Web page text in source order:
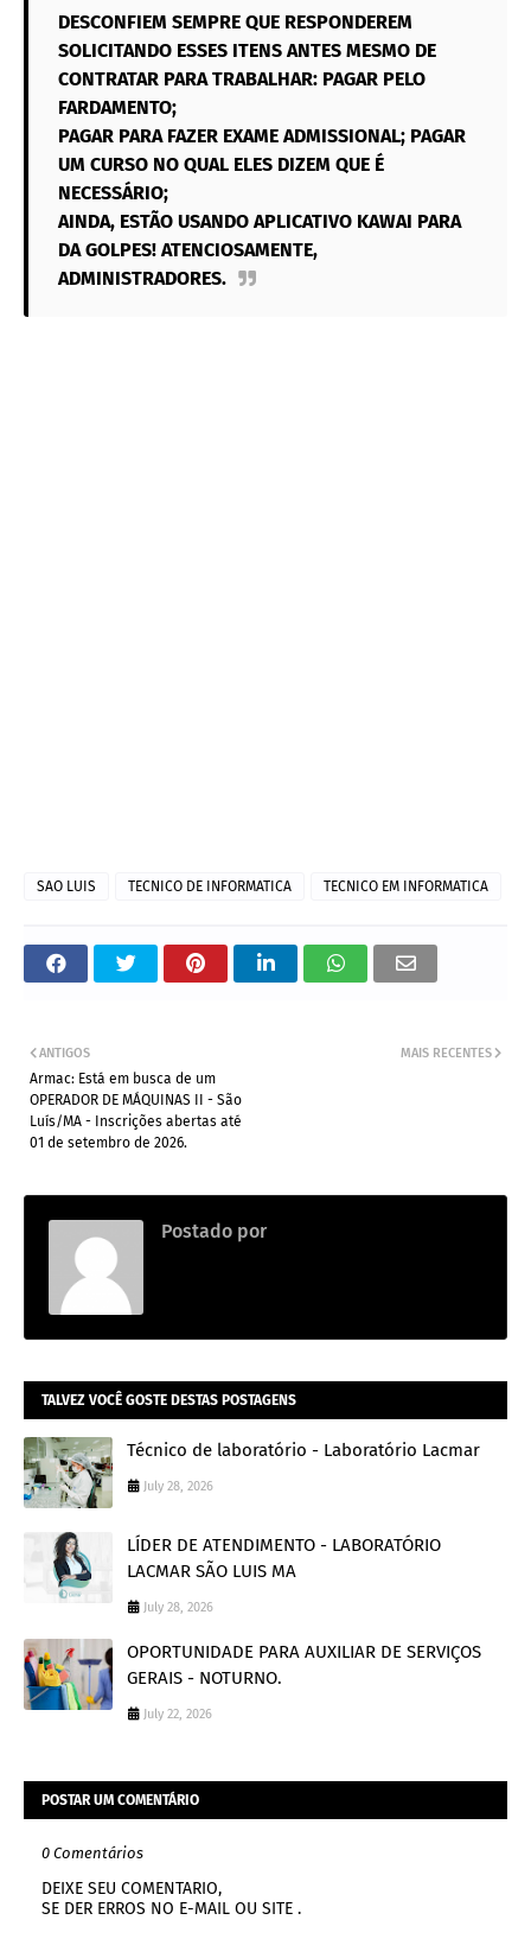
DESCONFIEM SEMPRE QUE RESPONDEREM
SOLICITANDO ESSES ITENS ANTES MESMO DE
CONTRATAR PARA TRABALHAR: PAGAR PELO
FARDAMENTO;
PAGAR PARA FAZER EXAME ADMISSIONAL; PAGAR
UM CURSO NO QUAL ELES DIZEM QUE É
NECESSÁRIO;
AINDA, ESTÃO USANDO APLICATIVO KAWAI PARA
DA GOLPES! ATENCIOSAMENTE,
ADMINISTRADORES.
SAO LUIS TECNICO DE INFORMATICA TECNICO EM INFORMATICA
MAIS RECENTES
ANTIGOS
Armac: Está em busca de um
OPERADOR DE MÁQUINAS II - São
Luís/MA - Inscrições abertas até
01 de setembro de 2026.
Postado por
TALVEZ VOCÊ GOSTE DESTAS POSTAGENS
Técnico de laboratório - Laboratório Lacmar
July 28, 2026
LÍDER DE ATENDIMENTO - LABORATÓRIO
LACMAR SÃO LUIS MA
July 28, 2026
OPORTUNIDADE PARA AUXILIAR DE SERVIÇOS
GERAIS - NOTURNO.
July 22, 2026
POSTAR UM COMENTÁRIO
0 Comentários
DEIXE SEU COMENTARIO,
SE DER ERROS NO E-MAIL OU SITE .